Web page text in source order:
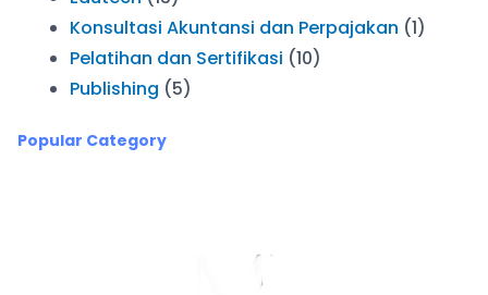
Konsultasi Akuntansi dan Perpajakan (1)
Pelatihan dan Sertifikasi (10)
Publishing (5)
Popular Category